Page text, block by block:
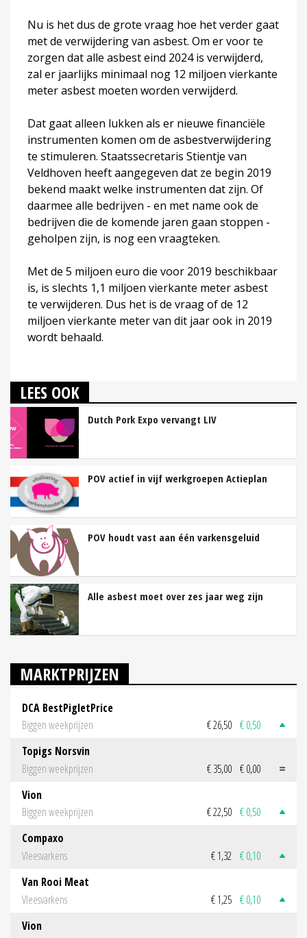
Nu is het dus de grote vraag hoe het verder gaat
met de verwijdering van asbest. Om er voor te
zorgen dat alle asbest eind 2024 is verwijderd,
zal er jaarlijks minimaal nog 12 miljoen vierkante
meter asbest moeten worden verwijderd.
Dat gaat alleen lukken als er nieuwe financiële
instrumenten komen om de asbestverwijdering
te stimuleren. Staatssecretaris Stientje van
Veldhoven heeft aangegeven dat ze begin 2019
bekend maakt welke instrumenten dat zijn. Of
daarmee alle bedrijven - en met name ook de
bedrijven die de komende jaren gaan stoppen -
geholpen zijn, is nog een vraagteken.
Met de 5 miljoen euro die voor 2019 beschikbaar
is, is slechts 1,1 miljoen vierkante meter asbest
te verwijderen. Dus het is de vraag of de 12
miljoen vierkante meter van dit jaar ook in 2019
wordt behaald.
LEES OOK
Dutch Pork Expo vervangt LIV
POV actief in vijf werkgroepen Actieplan
POV houdt vast aan één varkensgeluid
Alle asbest moet over zes jaar weg zijn
MARKTPRIJZEN
DCA BestPigletPrice
Biggen weekprijzen
€ 26,50 € 0,50
Topigs Norsvin
Biggen weekprijzen
€ 35,00 € 0,00
Vion
Biggen weekprijzen
€ 22,50 € 0,50
Compaxo
Vleesvarkens
€ 1,32 € 0,10
Van Rooi Meat
Vleesvarkens
€ 1,25 € 0,10
Vion